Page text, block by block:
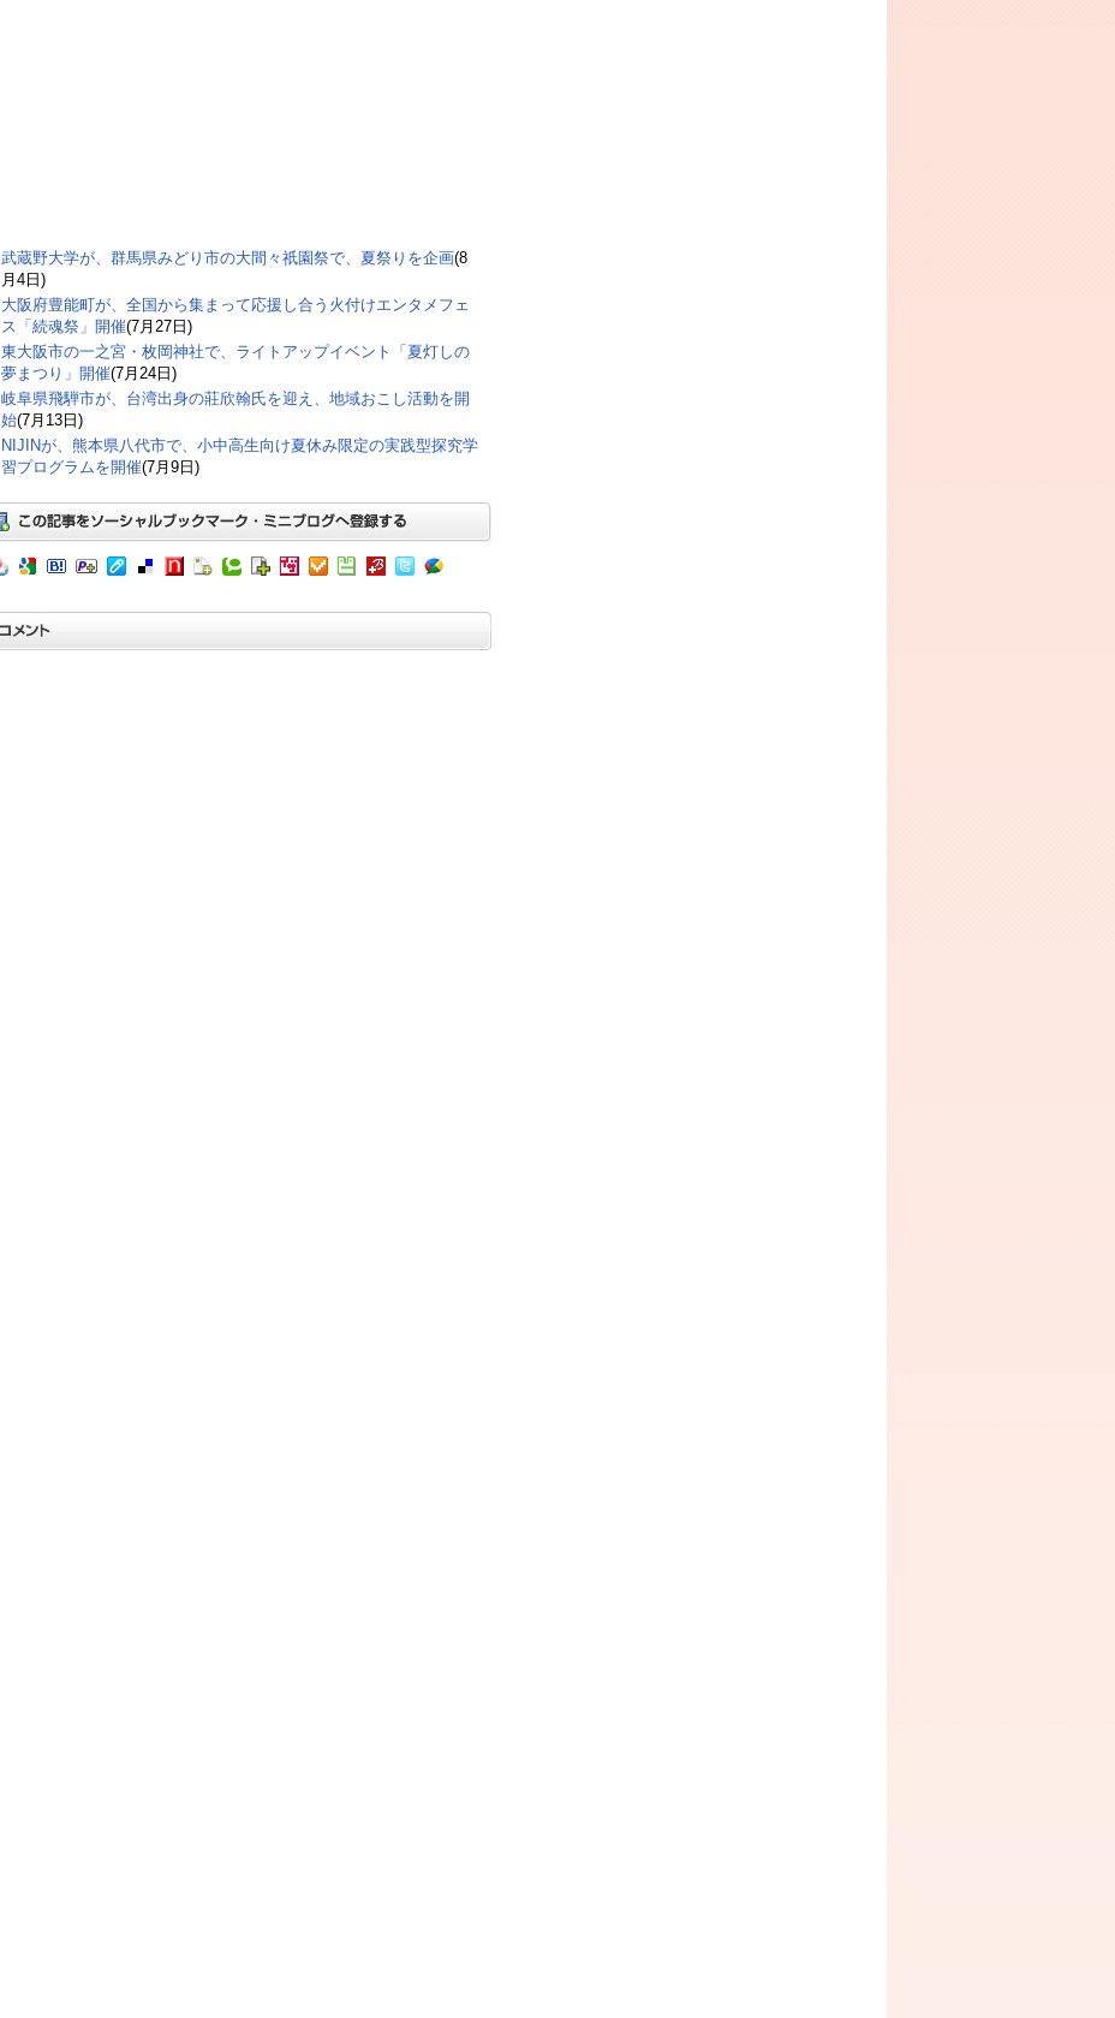
武蔵野大学が、群馬県みどり市の大間々祇園祭で、夏祭りを企画(8
月4日)
大阪府豊能町が、全国から集まって応援し合う火付けエンタメフェ
ス「続魂祭」開催(7月27日)
東大阪市の一之宮・枚岡神社で、ライトアップイベント「夏灯しの
夢まつり」開催(7月24日)
岐阜県飛騨市が、台湾出身の莊欣翰氏を迎え、地域おこし活動を開
始(7月13日)
NIJINが、熊本県八代市で、小中高生向け夏休み限定の実践型探究学
習プログラムを開催(7月9日)